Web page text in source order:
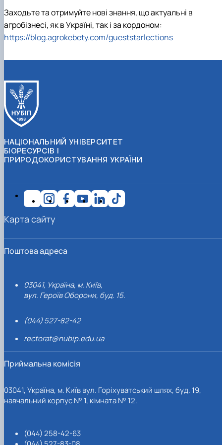
Заходьте та отримуйте нові знання, що актуальні в
агробізнесі, як в Україні, так і за кордоном:
https://blog.agrokebety.com/gueststarlections
НАЦІОНАЛЬНИЙ УНІВЕРСИТЕТ
БІОРЕСУРСІВ І
ПРИРОДОКОРИСТУВАННЯ УКРАЇНИ
Поштова адреса
03041, Україна, м. Київ,
вул. Героїв Оборони, буд. 15.
(044) 527-82-42
rectorat@nubip.edu.ua
Приймальна комісія
03041, Україна, м. Київ вул. Горіхуватський шлях, буд. 19,
навчальний корпус № 1, кімната № 12.
(044) 258-42-63
Карта сайту